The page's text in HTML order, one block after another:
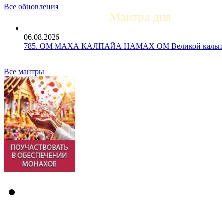
Все обновления
Мантра дня
06.08.2026
785. ОМ МАХА КАЛПАЙА НАМАХ ОМ Великой кальпе
Все мантры